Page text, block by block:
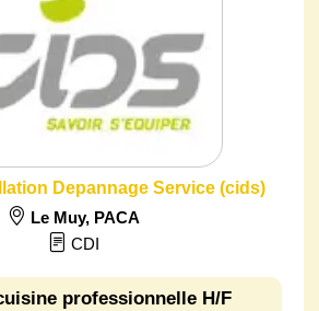
Depannage Service (cids)
Le Muy, PACA
CDI
professionnelle H/F